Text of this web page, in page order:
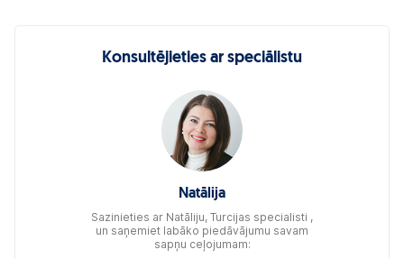
Konsultējieties ar speciālistu
Natālija
Sazinieties ar Natāliju, Turcijas specialisti ,
un saņemiet labāko piedāvājumu savam
sapņu ceļojumam: